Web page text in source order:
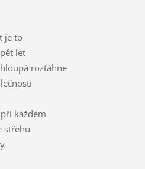
je to
let
roztáhne
každém
střehu